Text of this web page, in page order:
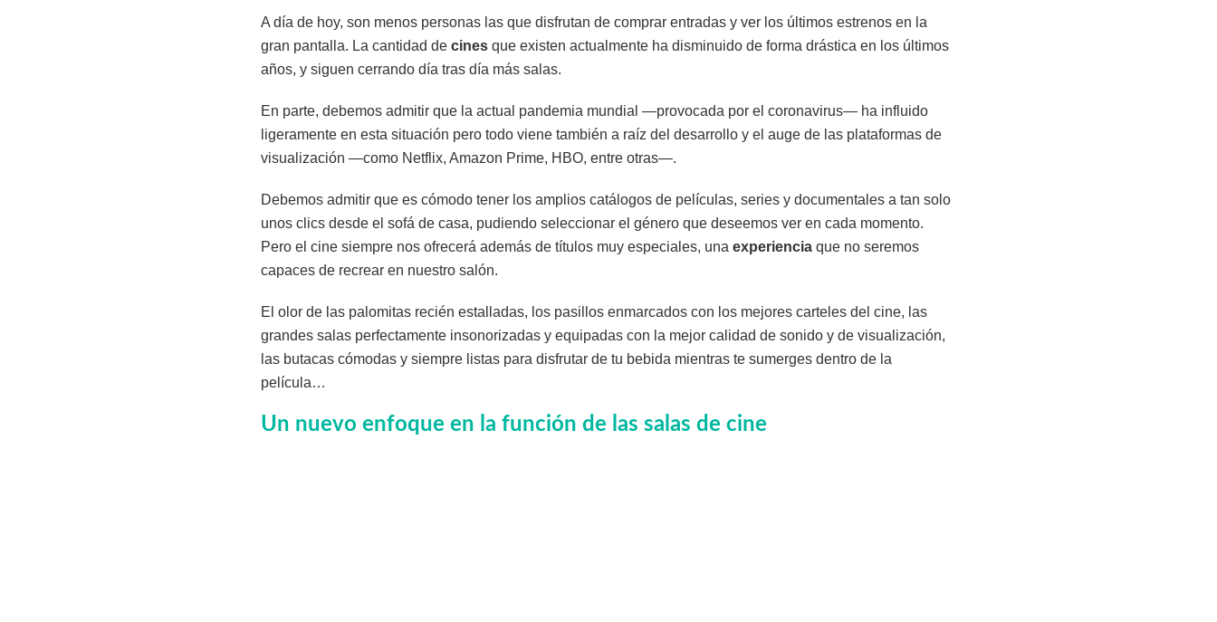
A día de hoy, son menos personas las que disfrutan de comprar entradas y ver los últimos estrenos en la
gran pantalla. La cantidad de cines que existen actualmente ha disminuido de forma drástica en los últimos
años, y siguen cerrando día tras día más salas.
En parte, debemos admitir que la actual pandemia mundial —provocada por el coronavirus— ha influido
ligeramente en esta situación pero todo viene también a raíz del desarrollo y el auge de las plataformas de
visualización —como Netflix, Amazon Prime, HBO, entre otras—.
Debemos admitir que es cómodo tener los amplios catálogos de películas, series y documentales a tan solo
unos clics desde el sofá de casa, pudiendo seleccionar el género que deseemos ver en cada momento.
Pero el cine siempre nos ofrecerá además de títulos muy especiales, una experiencia que no seremos
capaces de recrear en nuestro salón.
El olor de las palomitas recién estalladas, los pasillos enmarcados con los mejores carteles del cine, las
grandes salas perfectamente insonorizadas y equipadas con la mejor calidad de sonido y de visualización,
las butacas cómodas y siempre listas para disfrutar de tu bebida mientras te sumerges dentro de la
película…
Un nuevo enfoque en la función de las salas de cine